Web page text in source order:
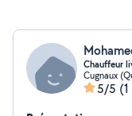
Chauffeur
Cugnaux
5/5